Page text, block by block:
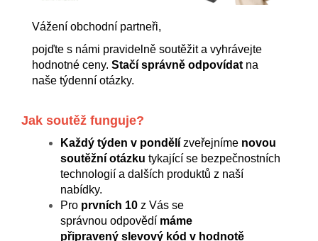
Vážení obchodní partneři,
pojďte s námi pravidelně soutěžit a vyhrávejte
hodnotné ceny. Stačí správně odpovídat na
naše týdenní otázky.
Jak soutěž funguje?
Každý týden v pondělí zveřejníme novou
soutěžní otázku tykající se bezpečnostních
technologií a dalších produktů z naší
nabídky.
Pro prvních 10 z Vás se
správnou odpovědí máme
připravený slevový kód v hodnotě